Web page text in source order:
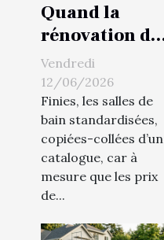
Quand la
rénovation de
salle de bain
devient un
véritable
service sur-
mesure
Vendredi
12/06/2026
Finies, les salles de
bain standardisées,
copiées-collées d’un
catalogue, car à
mesure que les prix
de...